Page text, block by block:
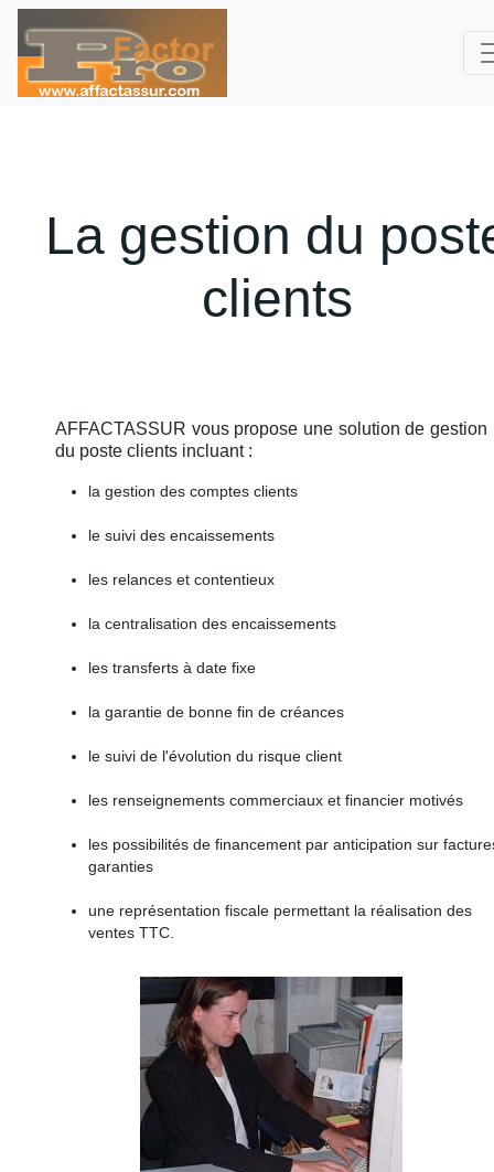
La gestion du
clients
AFFACTASSUR vous propose une solution de gestion
du poste clients incluant :
la gestion des comptes clients
le suivi des encaissements
les relances et contentieux
la centralisation des encaissements
les transferts à date fixe
la garantie de bonne fin de créances
le suivi de l'évolution du risque client
les renseignements commerciaux et financier motivés
les possibilités de financement par anticipation sur
garanties
une représentation fiscale permettant la réalisation des
ventes TTC.